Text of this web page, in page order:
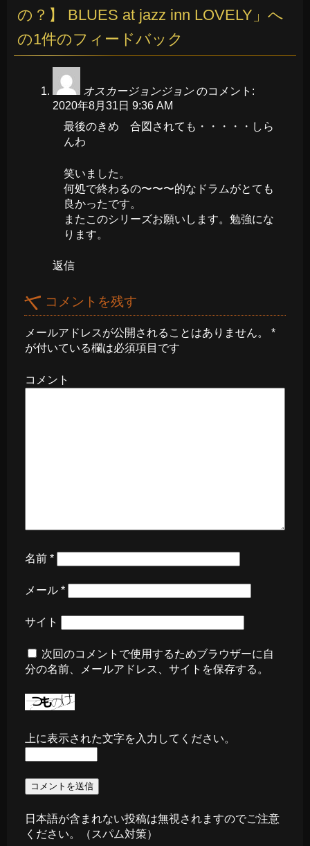
の？】 BLUES at jazz inn LOVELY 」へ
の1件のフィードバック
オスカージョンジョン のコメント:
2020年8月31日 9:36 AM
最後のきめ 合図されても・・・・・しら
んわ
笑いました。
何処で終わるの〜〜〜的なドラムがとても
良かったです。
またこのシリーズお願いします。勉強にな
ります。
返信
コメントを残す
メールアドレスが公開されることはありません。
*
が付いている欄は必須項目です
コメント
名前 *
メール *
サイト
次回のコメントで使用するためブラウザーに自
分の名前、メールアドレス、サイトを保存する。
上に表示された文字を入力してください。
日本語が含まれない投稿は無視されますのでご注意
ください。（スパム対策）